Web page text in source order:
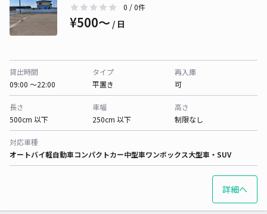
0 / 0件
¥500〜 / 日
貸出時間
09:00 〜22:00
タイプ
平置き
再入庫
可
長さ
500cm 以下
車幅
250cm 以下
高さ
制限なし
対応車種
オートバイ軽自動車コンパクトカー中型車ワンボックス大型車・SUV
詳細へ